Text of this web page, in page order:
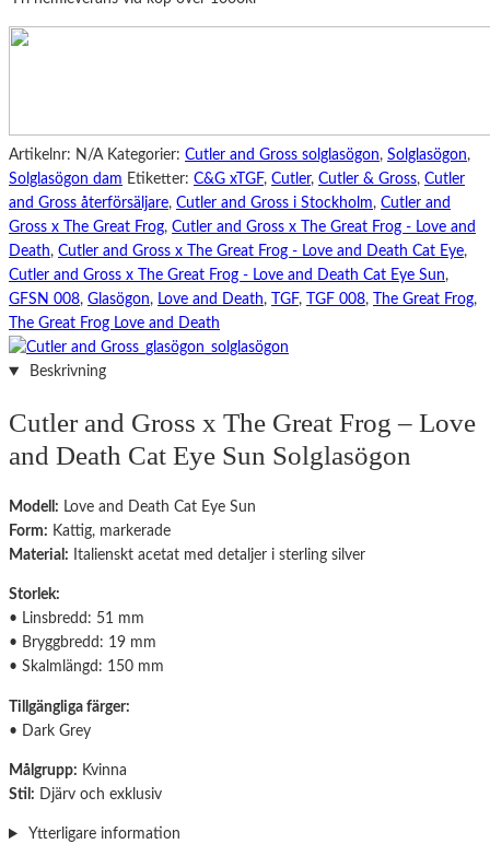
Frog
Death
Cat
Eye
Sun
mängd
Artikelnr: N/A Kategorier: Cutler and Gross solglasögon, Solglasögon,
Solglasögon dam Etiketter: C&G xTGF, Cutler, Cutler & Gross, Cutler
and Gross återförsäljare, Cutler and Gross i Stockholm, Cutler and
Gross x The Great Frog, Cutler and Gross x The Great Frog - Love and
Death, Cutler and Gross x The Great Frog - Love and Death Cat Eye,
Cutler and Gross x The Great Frog - Love and Death Cat Eye Sun,
GFSN 008, Glasögon, Love and Death, TGF, TGF 008, The Great Frog,
The Great Frog Love and Death
Beskrivning
Cutler and Gross x The Great Frog – Love
and Death Cat Eye Sun Solglasögon
Modell: Love and Death Cat Eye Sun
Form: Kattig, markerade
Material: Italienskt acetat med detaljer i sterling silver
Storlek:
• Linsbredd: 51 mm
• Bryggbredd: 19 mm
• Skalmlängd: 150 mm
Tillgängliga färger:
• Dark Grey
Målgrupp: Kvinna
Stil: Djärv och exklusiv
Ytterligare information